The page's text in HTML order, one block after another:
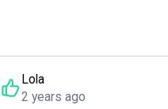
Lola
2 years ago